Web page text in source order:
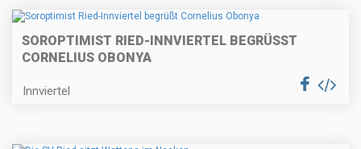
SOROPTIMIST RIED-INNVIERTEL BEGRÜSST C
ORNELIUS OBONYA
Innviertel